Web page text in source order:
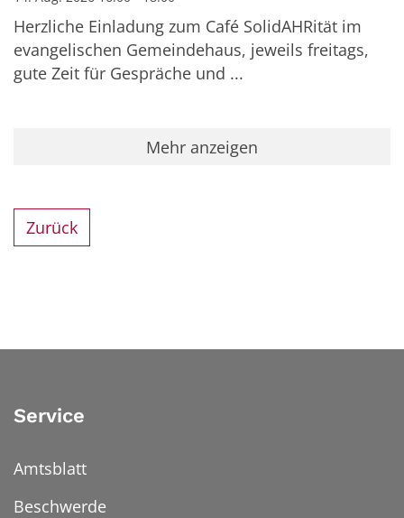
Herzliche Einladung zum Café SolidAHRität im
evangelischen Gemeindehaus, jeweils freitags,
gute Zeit für Gespräche und ...
Mehr anzeigen
Zurück
Service
Amtsblatt
Beschwerde